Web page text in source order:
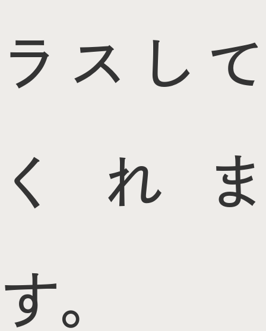
ラスして
くれま
す。